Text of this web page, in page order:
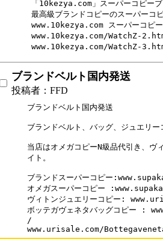
「10kezya.com」スーパーコピー
最高級ブランドコピーのスーパーコ
www.10kezya.com スーパーコピ
www.10kezya.com/WatchZ-
www.10kezya.com/WatchZ-
ブランドベルト国内発送
投稿者：FFD
ブランドベルト国内発送
ブランドベルト、バッグ、ジュエリ
当店はオメガコピーN級品代引き、
イト。
ブランドスーパーコピー
オメガスーパーコピー
ヴィトンジュエリーコピー:
ボッテガヴェネタバッグコピー :
/
www.urisale.com/